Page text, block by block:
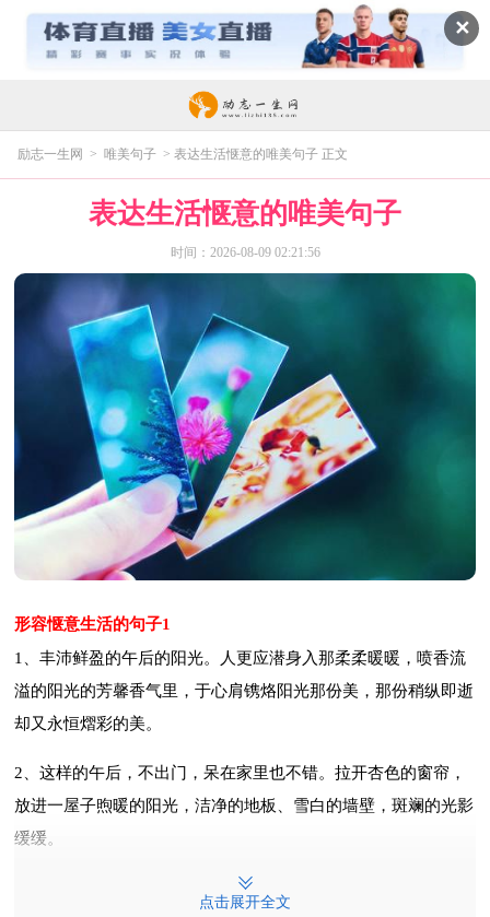
✕
励志一生网 > 唯美句子 > 表达生活惬意的唯美句子 正文
表达生活惬意的唯美句子
时间：2026-08-09 02:21:56
形容惬意生活的句子1
1、丰沛鲜盈的午后的阳光。人更应潜身入那柔柔暖暖，喷香流
溢的阳光的芳馨香气里，于心肩镌烙阳光那份美，那份稍纵即逝
却又永恒熠彩的美。
2、这样的午后，不出门，呆在家里也不错。拉开杏色的窗帘，
放进一屋子煦暖的阳光，洁净的地板、雪白的墙壁，斑斓的光影
缓缓。
3、也许，有那么一个午后：赤着脚在小溪中行走，清凉的溪水
点击展开全文